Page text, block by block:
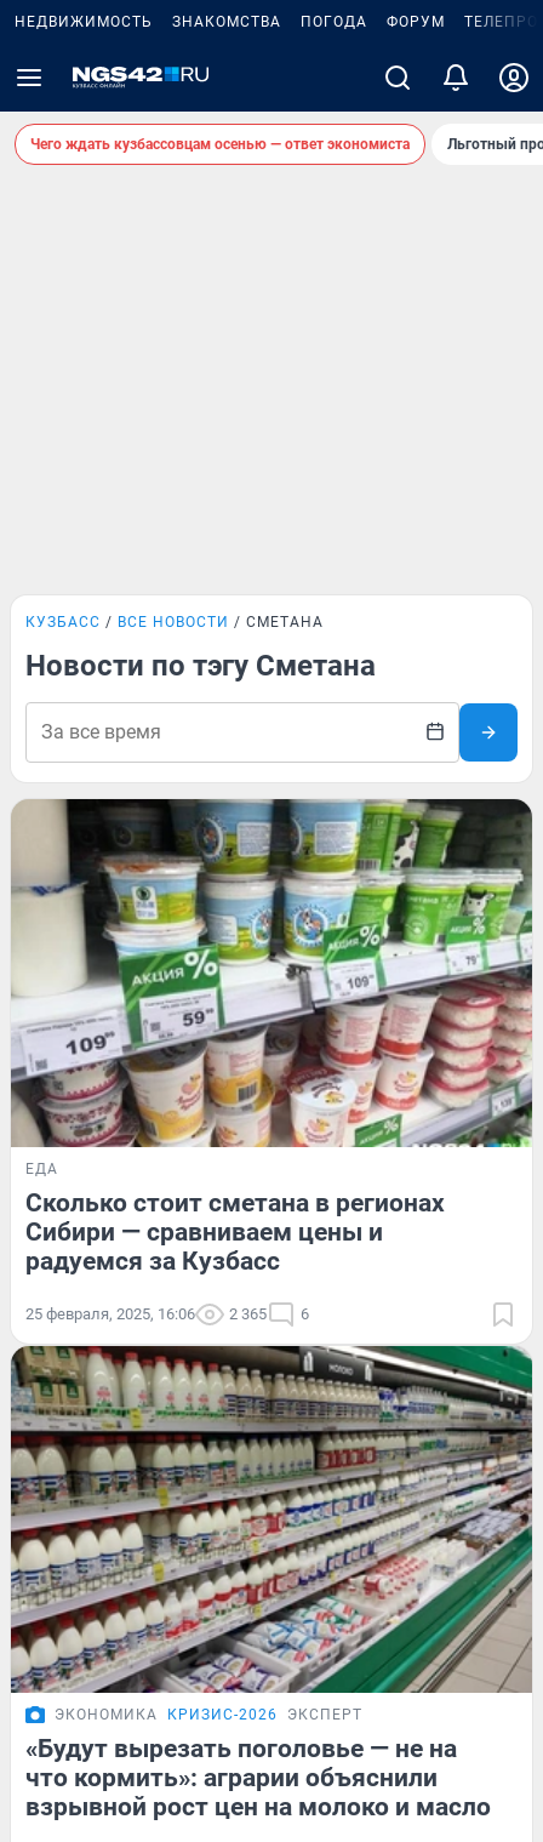
НЕДВИЖИМОСТЬ ЗНАКОМСТВА ПОГОДА ФОРУМ
Чего ждать кузбассовцам осенью — ответ экономиста Льготный
КУЗБАСС ВСЕ НОВОСТИ СМЕТАНА
Новости по тэгу Сметана
ЕДА
Сколько стоит сметана в регионах
Сибири — сравниваем цены и
радуемся за Кузбасс
25 февраля, 2025, 16:06 2 365 6
ЭКОНОМИКА КРИЗИС-2026 ЭКСПЕРТ
«Будут вырезать поголовье — не на
что кормить»: аграрии объяснили
взрывной рост цен на молоко и масло